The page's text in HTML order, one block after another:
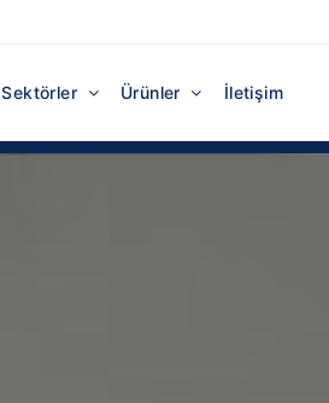
Sektörler Ürünler İletişim